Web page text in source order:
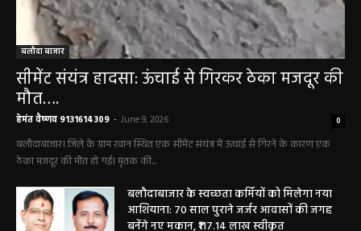
बलौदा बाजार
सीमेंट संयंत्र हादसा: ऊंचाई से गिरकर ठेका मजदूर की
मौत….
हेमंत वैष्णव 9131614309 June 9, 2026 0
बलौदाबाजार। जिले के ग्राम रवान स्थित एक सीमेंट संयंत्र में ऊंचाई से गिरने के कारण एक
ठेका मजदूर की मौत हो गई। मृतक की...
बलौदाबाजार के स्वच्छता कर्मियों को मिलेगा नया
आशियाना: 70 साल पुराने जर्जर आवासों की जगह
बनेंगे नए मकान, ₹117.14 लाख स्वीकृत